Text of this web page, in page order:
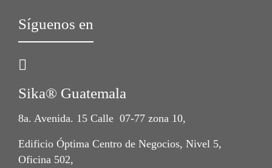
Síguenos en
Sika® Guatemala
8a. Avenida. 15 Calle 07-77 zona 10,
Edificio Óptima Centro de Negocios, Nivel 5,
Oficina 502,